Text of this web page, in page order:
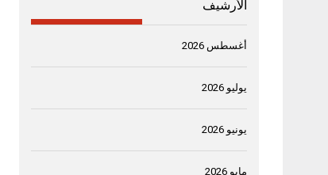
الأرشيف
أغسطس 2026
يوليو 2026
يونيو 2026
مايو 2026